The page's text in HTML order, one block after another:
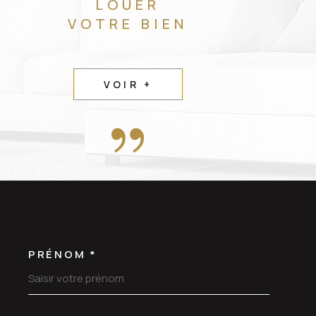
LOUER
VOTRE BIEN
VOIR +
PRÉNOM *